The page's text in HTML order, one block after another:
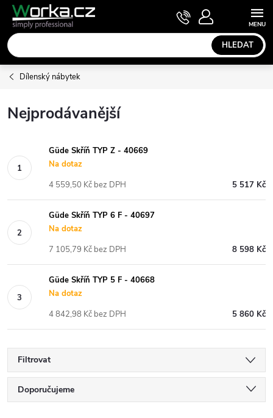
Přejít
obsah
HLEDAT
NÁKUPNÍ
KOŠÍK
Dílenský nábytek
Nejprodávanější
Güde Skříň TYP Z - 40669
Na dotaz
5 517 Kč
4 559,50 Kč bez DPH
Güde Skříň TYP 6 F - 40697
Na dotaz
8 598 Kč
7 105,79 Kč bez DPH
Güde Skříň TYP 5 F - 40668
Na dotaz
5 860 Kč
4 842,98 Kč bez DPH
Filtrovat
Ř
Doporučujeme